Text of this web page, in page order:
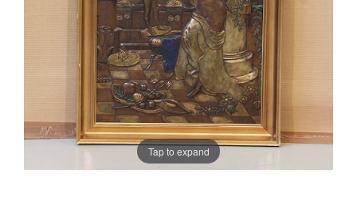
Tap to expand